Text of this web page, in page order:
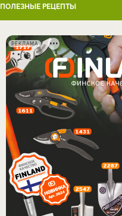
ПОЛЕЗНЫЕ РЕЦЕПТЫ
РЕКЛАМА